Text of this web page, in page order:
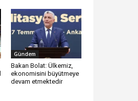
Gündem
Bakan Bolat: Ülkemiz,
ekonomisini büyütmeye
devam etmektedir